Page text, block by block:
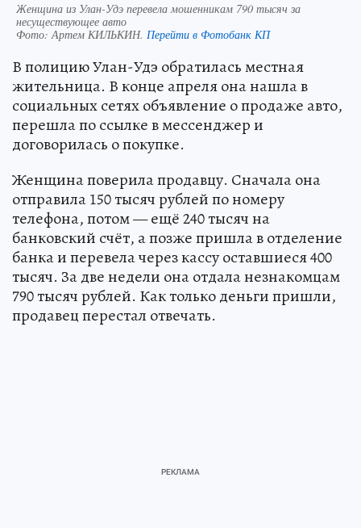
Женщина из Улан-Удэ перевела мошенникам 790 тысяч за
несуществующее авто
Фото:Артем КИЛЬКИН. Перейти в Фотобанк КП
В полицию Улан-Удэ обратилась местная
жительница. В конце апреля она нашла в
социальных сетях объявление о продаже авто,
перешла по ссылке в мессенджер и
договорилась о покупке.
Женщина поверила продавцу. Сначала она
отправила 150 тысяч рублей по номеру
телефона, потом — ещё 240 тысяч на
банковский счёт, а позже пришла в отделение
банка и перевела через кассу оставшиеся 400
тысяч. За две недели она отдала незнакомцам
790 тысяч рублей. Как только деньги пришли,
продавец перестал отвечать.